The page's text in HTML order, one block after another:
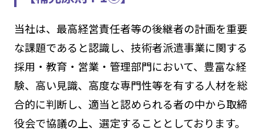
当社は、最高経営責任者等の後継者の計画を重要
な課題であると認識し、技術者派遣事業に関する
採用・教育・営業・管理部門において、豊富な経
験、高い見識、高度な専門性等を有する人材を総
合的に判断し、適当と認められる者の中から取締
役会で協議の上、選定することとしております。